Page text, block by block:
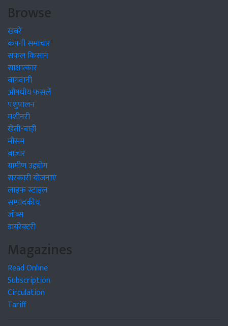
Browse
खबरें
कंपनी समाचार
सफल किसान
साक्षात्कार
बागवानी
औषधीय फसलें
पशुपालन
मशीनरी
खेती-बाड़ी
मौसम
बाजार
ग्रामीण उद्द्योग
सरकारी योजनाएं
लाइफ स्टाइल
सम्पादकीय
जॉब्स
डायरेक्टरी
Magazines
Read Online
Subscription
Circulation
Tariff